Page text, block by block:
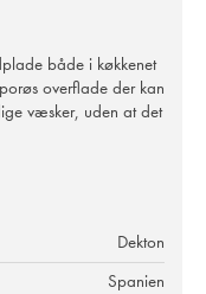
både i køkkenet
overflade der kan
væsker, uden at det
Dekton
Spanien